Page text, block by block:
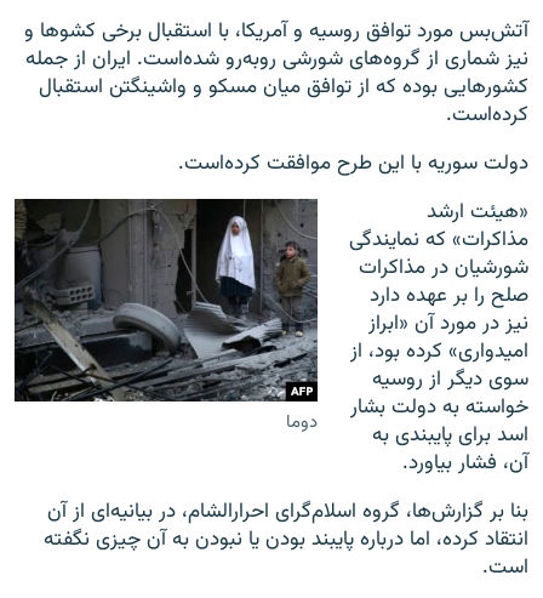
آتش‌بس مورد توافق روسیه و آمریکا، با استقبال برخی کشوها و
نیز شماری از گروه‌های شورشی روبه‌رو شده‌است. ایران از جمله
کشورهایی بوده که از توافق میان مسکو و واشینگتن استقبال
کرده‌است.
دولت سوریه با این طرح موافقت کرده‌است.
دوما
«هیئت ارشد
مذاکرات» که نمایندگی
شورشیان در مذاکرات
صلح را بر عهده دارد
نیز در مورد آن «ابراز
امیدواری» کرده‌ بود، از
سوی دیگر از روسیه
خواسته به دولت بشار
اسد برای پایبندی به
آن، فشار بیاورد.
بنا بر گزارش‌ها، گروه اسلام‌گرای احرارالشام، در بیانیه‌ای از آن
انتقاد کرده، اما درباره پایبند بودن یا نبودن به آن چیزی نگفته
است.